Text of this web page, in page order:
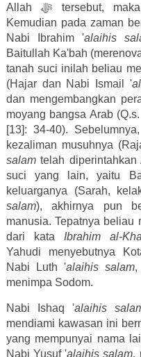
Allahﷻ tersebut,
Kemudian pada zaman
Nabi Ibrahim 'alaihis
Baitullah Ka'bah
tanah suci inilah beliau
(Hajar dan Nabi Ismail '
dan mengembangkan
moyang bangsa Arab
[13]: 34-40).
kezaliman musuhnya
salamtelah diperintahkan
suci yang lain, yaitu
keluarganya (Sarah,
salam), akhirnya pun
manusia. Tepatnya
dari kata Ibrahim al-
Yahudi menyebutnya
Nabi Luth 'alaihis salam,
menimpa Sodom.
Nabi Ishaq 'alaihis
mendiami kawasan ini
yang mempunyai nama
Nabi Yusuf 'alaihis salam,